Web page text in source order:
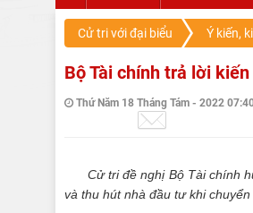
Cử tri với đại biểu Ý kiến,
Bộ Tài chính trả lời
Thứ Năm 18 Tháng Tám - 2022
Cử tri đềnghị Bộ Tài chính
và thu hút nhà đầu tư khi